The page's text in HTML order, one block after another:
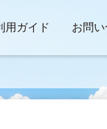
用ガイド お問